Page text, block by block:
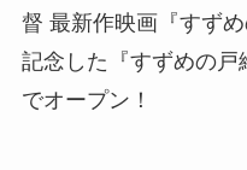
督 最新作映画『すず
記念した『すずめの戸
でオープン！